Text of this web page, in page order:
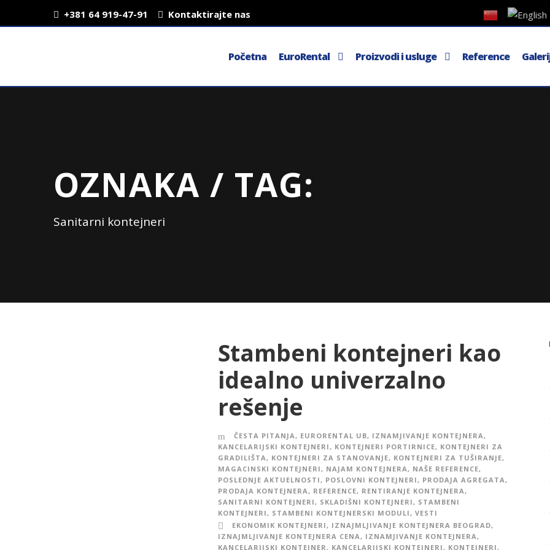
+381 64 919-47-91 Kontaktirajte nas
Početna EuroRental Proizvodi i usluge Reference
OZNAKA / TAG:
Sanitarni kontejneri
Stambeni kontejneri kao
idealno univerzalno
rešenje
ČESTA PITANJA, EURORENTAL UB, IZNAMJIVANJE KONTEJNERA,
KANCELARIJSKI KONTEJNERI, KONTEJNERI PORTIRNICE, KONTEJNERI ZA
GRADILIŠTA, KONTEJNERI ZA STANOVANJE, KONTEJNERI ZA TUŠIRANJE,
MAGACINSKI KONTEJNERI, NAJAM KONTEJNERA, NAŠE REFERENCE,
POSLEDNJE AKTUELNOSTI, POSLOVNI KONTEJNERI, PRODAJA AGREGATA,
PRODAJA KONTEJNERA, REFERENCE, RENTIRANJE KONTEJNERA,
SANITARNI KONTEJNERI, SKLADIŠNI KONTEJNERI, STAMBENI
KONTEJNERI, STAMBENI KONTEJNERSKI MODULI, VESTI
EKONOMIK KONTEJNERI, IZNAJMLJIVANJE KONTEJNERA BEOGRAD,
IZNAJMLJIVANJE KONTEJNERA CENA, IZNAMJIVANJE KONTEJNERA,
KANCELARIJSKI KONTEJNER, KANCELARIJSKI KONTEJNERI, KONTEJNERI,